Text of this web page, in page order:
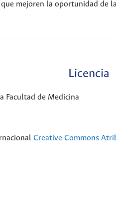
mejoren la oportunidad de
Licencia
Facultad de Medicina
Creative Commons